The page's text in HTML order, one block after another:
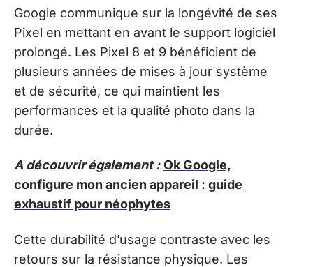
Google communique sur la longévité de ses
Pixel en mettant en avant le support logiciel
prolongé. Les Pixel 8 et 9 bénéficient de
plusieurs années de mises à jour système
et de sécurité, ce qui maintient les
performances et la qualité photo dans la
durée.
A découvrir également : Ok Google,
configure mon ancien appareil : guide
exhaustif pour néophytes
Cette durabilité d’usage contraste avec les
retours sur la résistance physique. Les